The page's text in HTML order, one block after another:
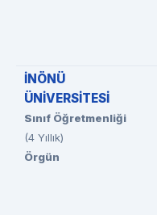
İNÖNÜ
ÜNİVERSİTESİ
Sınıf Öğretmenliği
(4 Yıllık)
Örgün